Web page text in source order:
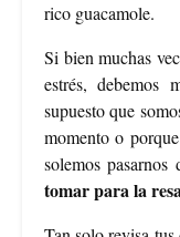
rico guacamole.
Si bien muchas
estrés, debemos
supuesto que
momento o
solemos
tomar para la